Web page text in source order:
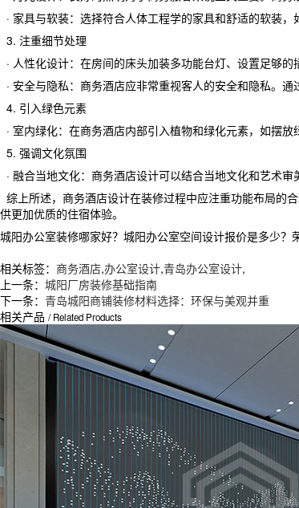
· 家具与软装：选择符合人体工程学的家具和舒适的软装
3. 注重细节处理
· 人性化设计：在房间的床头加装多功能台灯、设置足够
· 安全与隐私：商务酒店应非常重视客人的安全和隐私。
4. 引入绿色元素
· 室内绿化：在商务酒店内部引入植物和绿化元素，如摆
5. 强调文化氛围
· 融合当地文化：商务酒店设计可以结合当地文化和艺术
综上所述，商务酒店设计在装修过程中应注重功能布局的
供更加优质的住宿体验。
城阳办公室装修哪家好？城阳办公室空间设计报价是多少
相关标签： 商务酒店,办公室设计,青岛办公室设计,
上一条： 城阳厂房装修基础指南
下一条： 青岛城阳商铺装修材料选择：环保与美观并重
相关产品 / Related Products